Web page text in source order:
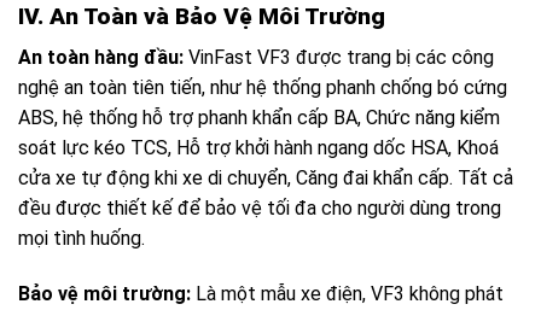
IV. An Toàn và Bảo Vệ Môi Trường
An toàn hàng đầu: VinFast VF3 được trang bị các công
nghệ an toàn tiên tiến, như hệ thống phanh chống bó cứng
ABS, hệ thống hỗ trợ phanh khẩn cấp BA, Chức năng kiểm
soát lực kéo TCS, Hỗ trợ khởi hành ngang dốc HSA, Khoá
cửa xe tự động khi xe di chuyển, Căng đai khẩn cấp. Tất cả
đều được thiết kế để bảo vệ tối đa cho người dùng trong
mọi tình huống.
Bảo vệ môi trường: Là một mẫu xe điện, VF3 không phát